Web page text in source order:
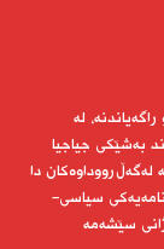
لە
بەشێكی جیاجیا
رووداوەكان دا
سیاسی-
سێشەمە